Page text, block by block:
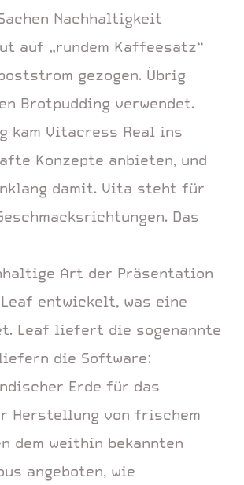
Nachhaltigkeit
auf „rundem Kaffeesatz“
gezogen. Übrig
Brotpudding verwendet.
kam Vitacress Real ins
Konzepte anbieten, und
damit. Vita steht für
Das
Art der Präsentation
entwickelt, was eine
Leaf liefert die sogenannte
die Software:
Erde für das
Herstellung von frischem
dem weithin bekannten
angeboten, wie